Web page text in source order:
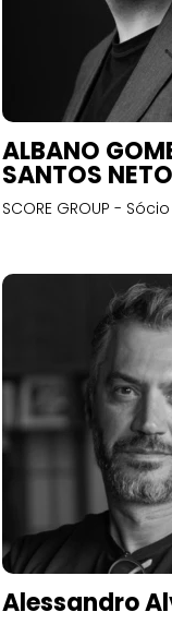
ALBANO
SANTOS NETO
SCORE GROUP - Sócio
Alessandro